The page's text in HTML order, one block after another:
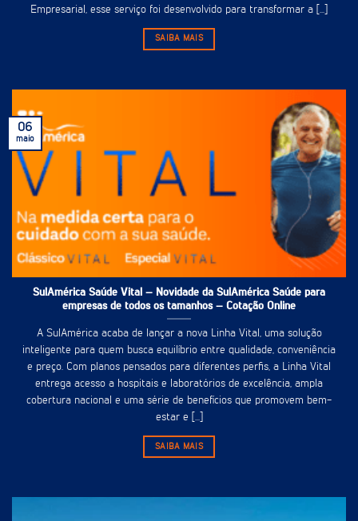
Empresarial, esse serviço foi desenvolvido para transformar a [...]
SAIBA MAIS
SulAmérica Saúde Vital – Novidade da SulAmérica Saúde para
empresas de todos os tamanhos – Cotação Online
A SulAmérica acaba de lançar a nova Linha Vital, uma solução
inteligente para quem busca equilíbrio entre qualidade, conveniência
e preço. Com planos pensados para diferentes perfis, a Linha Vital
entrega acesso a hospitais e laboratórios de excelência, ampla
cobertura nacional e uma série de benefícios que promovem bem-
estar e [...]
SAIBA MAIS
06
maio